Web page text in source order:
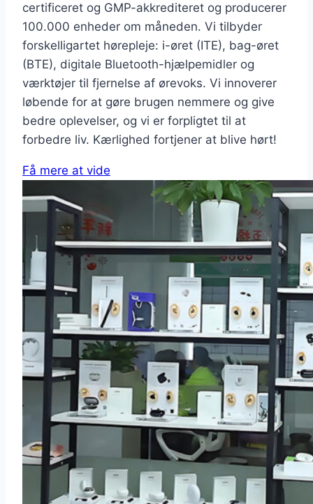
certificeret og GMP-akkrediteret og producerer
100.000 enheder om måneden. Vi tilbyder
forskelligartet hørepleje: i-øret (ITE), bag-øret
(BTE), digitale Bluetooth-hjælpemidler og
værktøjer til fjernelse af ørevoks. Vi innoverer
løbende for at gøre brugen nemmere og give
bedre oplevelser, og vi er forpligtet til at
forbedre liv. Kærlighed fortjener at blive hørt!
Få mere at vide